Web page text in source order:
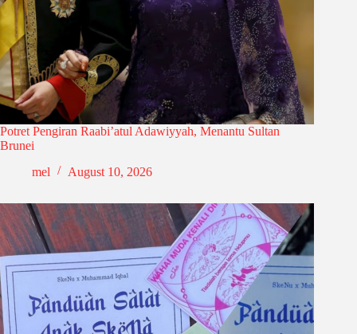
Potret Pengiran Raabi’atul Adawiyyah, Menantu Sultan
Brunei
mel
August 10, 2026